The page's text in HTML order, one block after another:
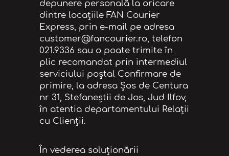
depunere personală la oricare
dintre locațiile FAN Courier
Express, prin e-mail pe adresa
customer@fancourier.ro, telefon
021.9336 sau o poate trimite în
plic recomandat prin intermediul
serviciului poştal Confirmare de
primire, la adresa Șos de Centura
nr 31, Stefaneștii de Jos, Jud Ilfov,
în atentia departamentului Relații
cu Clienții.
În vederea soluţionării